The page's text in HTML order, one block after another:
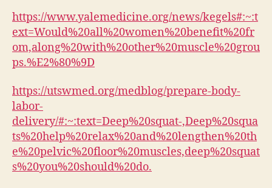
https://www.yalemedicine.org/news/kegels#:~:t
ext=Would%20all%20women%20benefit%20fr
om,along%20with%20other%20muscle%20grou
ps.%E2%80%9D
https://utswmed.org/medblog/prepare-body-
labor-
delivery/#:~:text=Deep%20squat-,Deep%20squa
ts%20help%20relax%20and%20lengthen%20th
e%20pelvic%20floor%20muscles,deep%20squat
s%20you%20should%20do.